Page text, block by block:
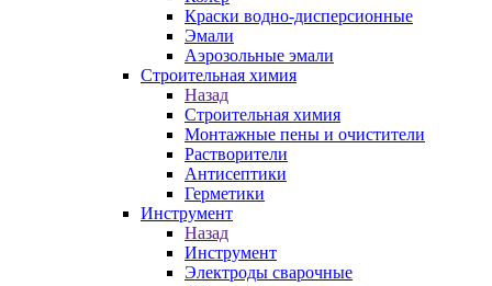
Краски водно-дисперсионные
Эмали
Аэрозольные эмали
Строительная химия
Назад
Строительная химия
Монтажные пены и очистители
Растворители
Антисептики
Герметики
Инструмент
Назад
Инструмент
Электроды сварочные